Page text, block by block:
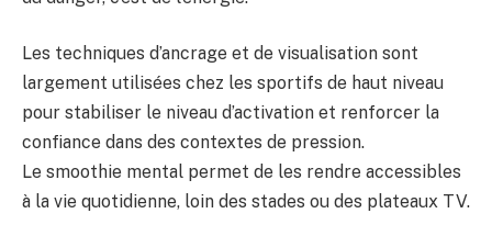
Les techniques d’ancrage et de visualisation sont
largement utilisées chez les sportifs de haut niveau
pour stabiliser le niveau d’activation et renforcer la
confiance dans des contextes de pression.
Le smoothie mental permet de les rendre accessibles
à la vie quotidienne, loin des stades ou des plateaux TV.